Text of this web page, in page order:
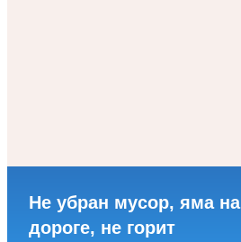
Не убран мусор, яма на
дороге, не горит